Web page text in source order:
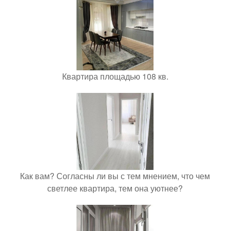
Квартира площадью 108 кв.
Как вам? Согласны ли вы с тем мнением, что чем
светлее квартира, тем она уютнее?